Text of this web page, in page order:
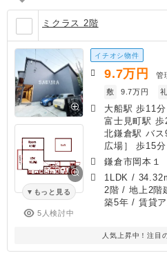
ミクラス 2階
もっと見る
5人検討中
イチオシ物件
9.7万円 管
敷
9.7万円 礼
大船駅 歩11分
富士見町駅 歩
北鎌倉駅 バ
広場］ 歩15分
鎌倉市岡本１
1LDK /
2階 / 地上2階
築5年 / 賃貸
人気上昇中！注目